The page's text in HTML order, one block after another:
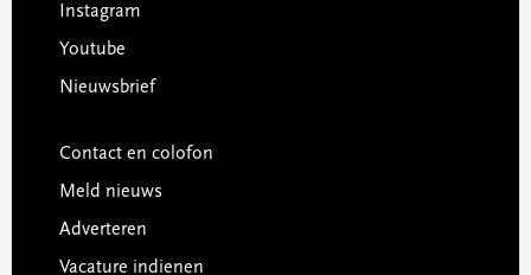
Instagram
Youtube
Nieuwsbrief
Contact en colofon
Meld nieuws
Adverteren
Vacature indienen